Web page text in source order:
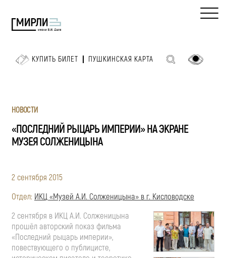
КУПИТЬ БИЛЕТ ПУШКИНСКАЯ КАРТА
НОВОСТИ
«ПОСЛЕДНИЙ РЫЦАРЬ ИМПЕРИИ» НА ЭКРАНЕ
МУЗЕЯ СОЛЖЕНИЦЫНА
2 сентября 2015
Отдел: ИКЦ «Музей А.И. Солженицына» в г. Кисловодске
2 сентября в ИКЦ А.И. Солженицына
прошёл авторский показ фильма
«Последний рыцарь империи»,
повествующего о публицисте,